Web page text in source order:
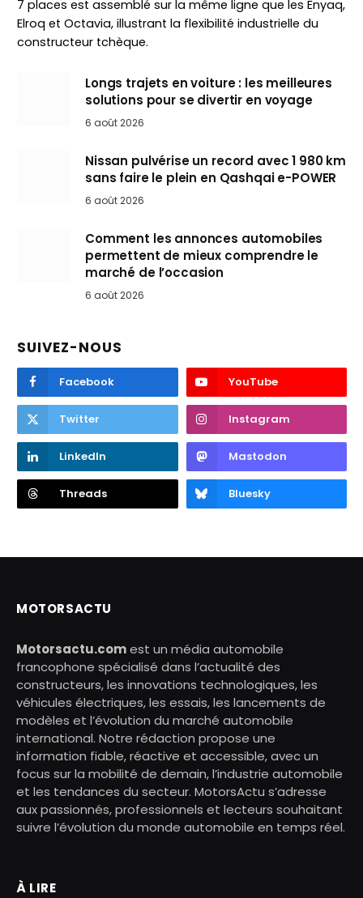
7 places est assemblé sur la même ligne que les Enyaq,
Elroq et Octavia, illustrant la flexibilité industrielle du
constructeur tchèque.
Longs trajets en voiture : les meilleures
solutions pour se divertir en voyage
6 août 2026
Nissan pulvérise un record avec 1 980 km
sans faire le plein en Qashqai e-POWER
6 août 2026
Comment les annonces automobiles
permettent de mieux comprendre le
marché de l’occasion
6 août 2026
SUIVEZ-NOUS
Facebook YouTube
Twitter Instagram
LinkedIn Mastodon
Threads Bluesky
MOTORSACTU
Motorsactu.comest un média automobile
francophone spécialisé dans l’actualité des
constructeurs, les innovations technologiques, les
véhicules électriques, les essais, les lancements de
modèles et l’évolution du marché automobile
international. Notre rédaction propose une
information fiable, réactive et accessible, avec un
focus sur la mobilité de demain, l’industrie automobile
et les tendances du secteur. MotorsActu s’adresse
aux passionnés, professionnels et lecteurs souhaitant
suivre l’évolution du monde automobile en temps réel.
À LIRE